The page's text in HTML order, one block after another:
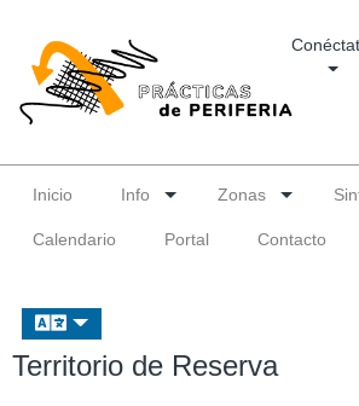
Inicio Info Zonas
Calendario Portal Contacto
Territorio de Reserva